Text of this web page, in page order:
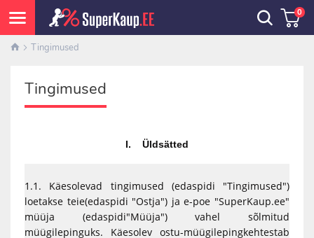
0
Tingimused
Tingimused
I. Üldsätted
1.1. Käesolevad tingimused (edaspidi "Tingimused")
loetakse teie(edaspidi "Ostja") ja e-poe "SuperKaup.ee"
müüja (edaspidi"Müüja") vahel sõlmitud
müügilepinguks. Käesolev ostu-müügilepingkehtestab